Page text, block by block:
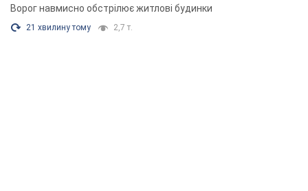
Ворог навмисно обстрілює житлові будинки
21 хвилину тому 2,7 т.